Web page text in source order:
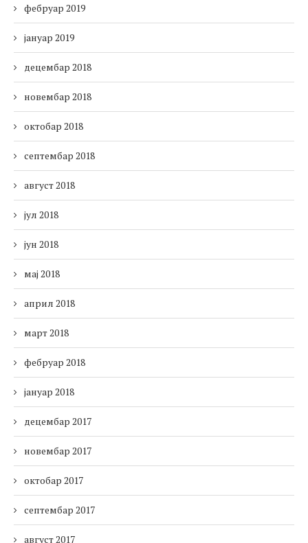
фебруар 2019
јануар 2019
децембар 2018
новембар 2018
октобар 2018
септембар 2018
август 2018
јул 2018
јун 2018
мај 2018
април 2018
март 2018
фебруар 2018
јануар 2018
децембар 2017
новембар 2017
октобар 2017
септембар 2017
август 2017